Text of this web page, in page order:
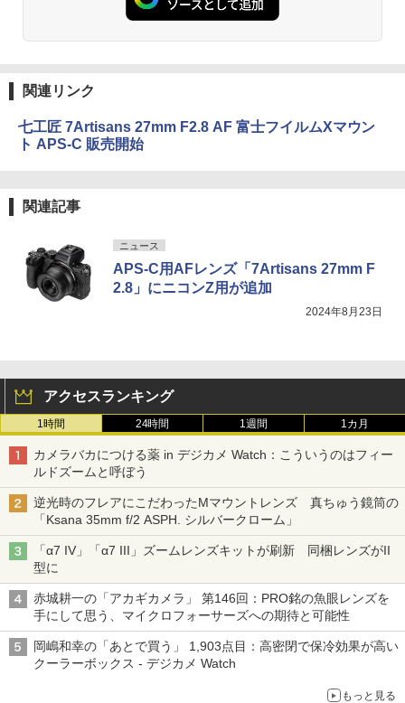
関連リンク
七工匠 7Artisans 27mm F2.8 AF 富士フイルムXマウン
ト APS-C 販売開始
関連記事
ニュース
APS-C用AFレンズ「7Artisans 27mm F
2.8」にニコンZ用が追加
2024年8月23日
アクセスランキング
1時間 24時間 1週間 1カ月
カメラバカにつける薬 in デジカメ Watch：こういうのはフィー
ルドズームと呼ぼう
逆光時のフレアにこだわったMマウントレンズ 真ちゅう鏡筒の
「Ksana 35mm f/2 ASPH. シルバークローム」
「α7 IV」「α7 III」ズームレンズキットが刷新 同梱レンズがII
型に
赤城耕一の「アカギカメラ」 第146回：PRO銘の魚眼レンズを
手にして思う、マイクロフォーサーズへの期待と可能性
岡嶋和幸の「あとで買う」 1,903点目：高密閉で保冷効果が高い
クーラーボックス - デジカメ Watch
もっと見る